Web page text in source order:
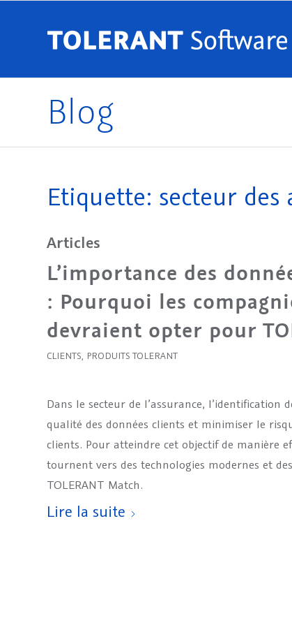
Blog
Etiquette: secteur des
Articles
L’importance des
: Pourquoi les
devraient opter pour
CLIENTS, PRODUITS TOLERANT
Dans le secteur de l’assurance,
qualité des données clients et minimiser le
clients. Pour atteindre cet objectif de manière
tournent vers des technologies modernes et
TOLERANT Match.
Lire la suite